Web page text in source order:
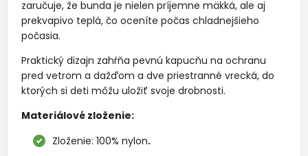
zaručuje, že bunda je nielen príjemne mäkká, ale aj
prekvapivo teplá, čo oceníte počas chladnejšieho
počasia.
Praktický dizajn zahŕňa pevnú kapucňu na ochranu
pred vetrom a dažďom a dve priestranné vrecká, do
ktorých si deti môžu uložiť svoje drobnosti.
Materiálové zloženie:
Zloženie: 100% nylon.